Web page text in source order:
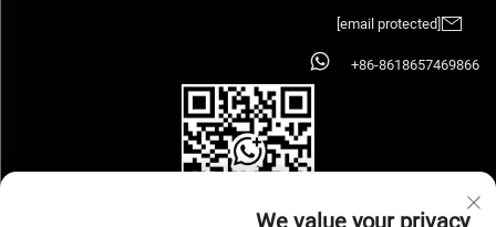
+86-8618657469866
We value your privacy